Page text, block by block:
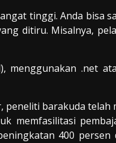
tinggi. Anda bisa
ditiru. Misalnya,
menggunakan .net
barakuda telah
memfasilitasi
400 persen